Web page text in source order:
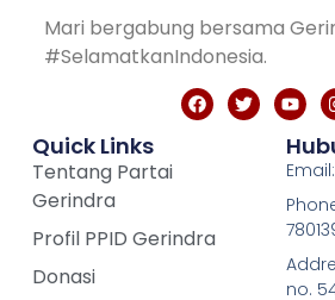
Mari bergabung bersama
#SelamatkanIndonesia.
Quick Links
Tentang Partai
Gerindra
Profil PPID Gerindra
Donasi
no.